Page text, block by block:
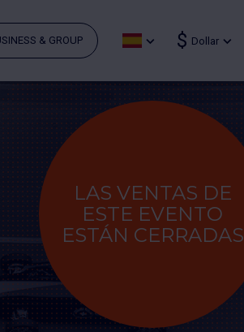
& GROUP $ Dollar
LAS VENTAS DE
ESTE EVENTO
ESTÁN CERRADAS